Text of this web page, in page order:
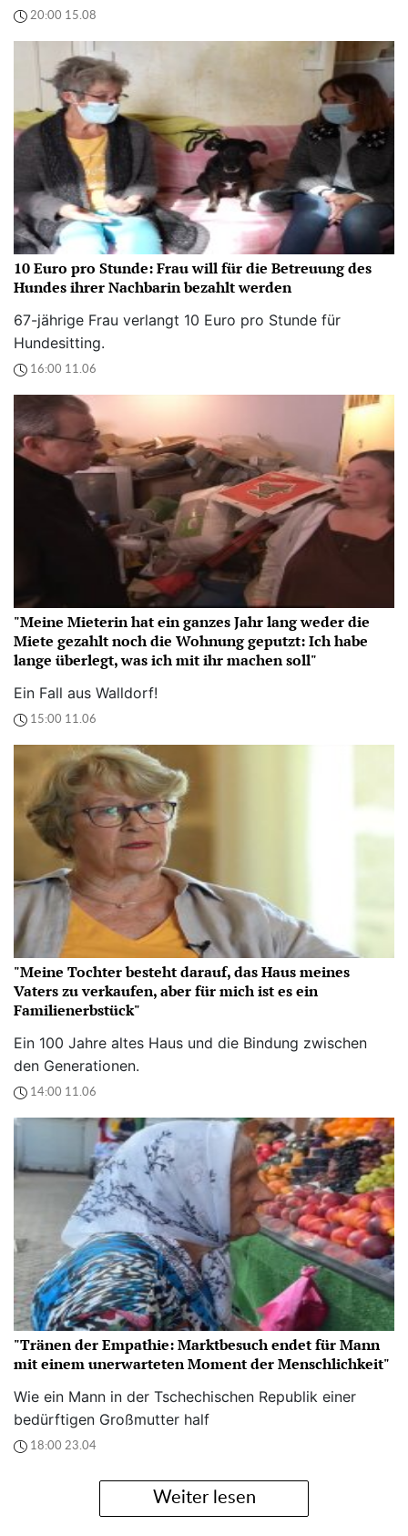
20:00 15.08
10 Euro pro Stunde: Frau will für die Betreuung des
Hundes ihrer Nachbarin bezahlt werden
67-jährige Frau verlangt 10 Euro pro Stunde für
Hundesitting.
16:00 11.06
"Meine Mieterin hat ein ganzes Jahr lang weder die
Miete gezahlt noch die Wohnung geputzt: Ich habe
lange überlegt, was ich mit ihr machen soll"
Ein Fall aus Walldorf!
15:00 11.06
"Meine Tochter besteht darauf, das Haus meines
Vaters zu verkaufen, aber für mich ist es ein
Familienerbstück"
Ein 100 Jahre altes Haus und die Bindung zwischen
den Generationen.
14:00 11.06
"Tränen der Empathie: Marktbesuch endet für Mann
mit einem unerwarteten Moment der Menschlichkeit"
Wie ein Mann in der Tschechischen Republik einer
bedürftigen Großmutter half
18:00 23.04
Weiter lesen